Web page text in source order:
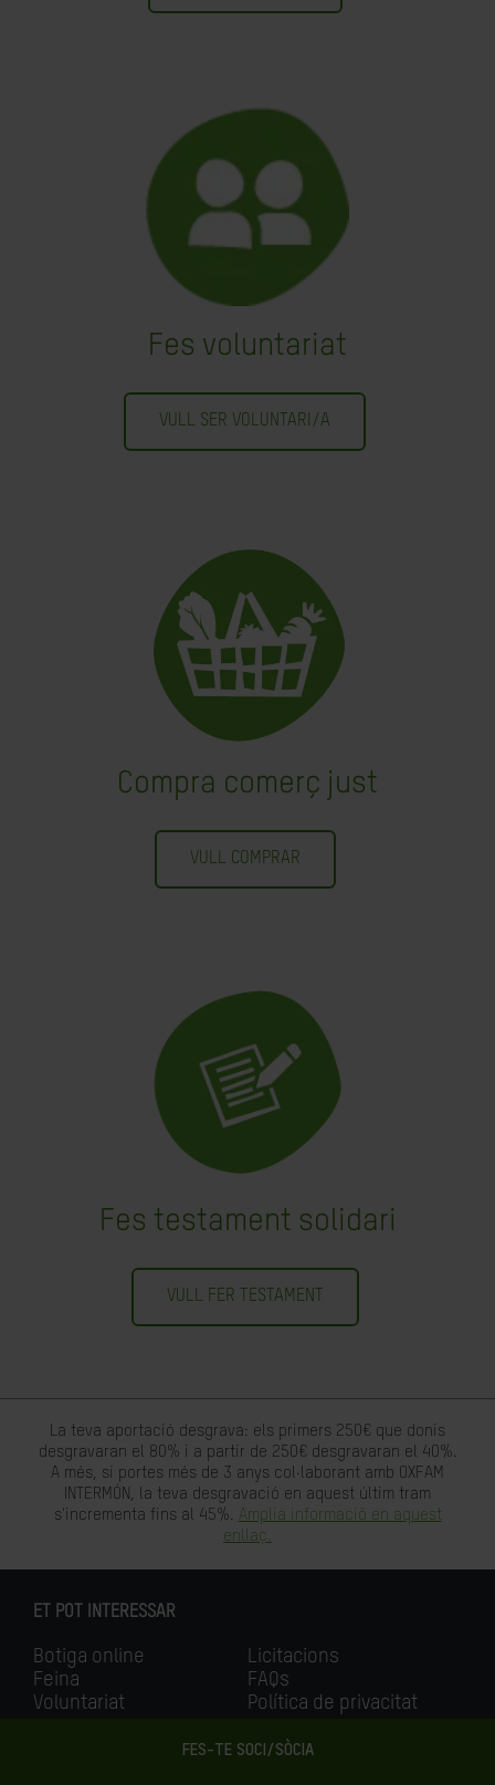
FES-TE SOCI/SÒCIA
Fes voluntariat
VULL SER VOLUNTARI/A
Compra comerç just
VULL COMPRAR
Fes testament solidari
VULL FER TESTAMENT
La teva aportació desgrava: els primers 250€ que donis
desgravaran el 80% i a partir de 250€ desgravaran el 40%.
A més, si portes més de 3 anys col·laborant amb OXFAM
INTERMÓN, la teva desgravació en aquest últim tram
s'incrementa fins al 45%. Amplia informació en aquest
enllaç.
ET POT INTERESSAR
Botiga online
Feina
Voluntariat
Licitacions
FAQs
Política de privacitat
Oxfam Intermón és membre de la confederació